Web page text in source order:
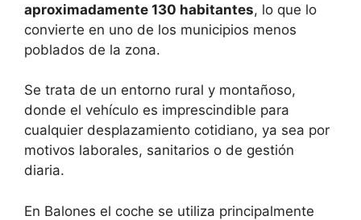
aproximadamente 130 habitantes, lo que lo
convierte en uno de los municipios menos
poblados de la zona.
Se trata de un entorno rural y montañoso,
donde el vehículo es imprescindible para
cualquier desplazamiento cotidiano, ya sea por
motivos laborales, sanitarios o de gestión
diaria.
En Balones el coche se utiliza principalmente